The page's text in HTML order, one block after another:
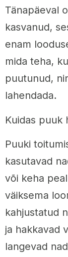
Tänapäeval
kasvanud,
enam
mida teha,
puutunud,
lahendada.
Kuidas puuk
Puuki
kasutavad
või keha
väiksema
kahjustatud
ja hakkavad
langevad